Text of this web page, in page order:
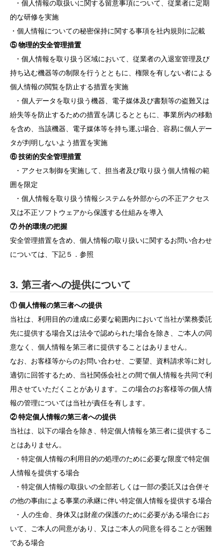
・個人情報の取扱いに関する留意事項について、従業者に定期
的な研修を実施
・個人情報についての秘密保持に関する事項を社内規則に記載
⑤ 物理的安全管理措置
・個人情報を取り扱う区域において、従業者の入退室管理及び
持ち込む機器等の制限を行うとともに、権限を有しない者による
個人情報の閲覧を防止する措置を実施
・個人データを取り扱う機器、電子媒体及び書類等の盗難又は
紛失等を防止するための措置を講じるとともに、事業所内の移動
を含め、当該機器、電子媒体等を持ち運ぶ場合、容易に個人デー
タが判明しないよう措置を実施
⑥ 技術的安全管理措置
・アクセス制御を実施して、担当者及び取り扱う個人情報の範
囲を限定
・個人情報を取り扱う情報システムを外部からの不正アクセス
又は不正ソフトウェアから保護する仕組みを導入
⑦ 外的環境の把握
安全管理措置を含め、個人情報の取り扱いに関するお問い合わせ
については、下記５．参照
3. 第三者への提供について
① 個人情報の第三者への提供
当社は、利用目的の達成に必要な範囲内において当社が業務委託
先に提供する場合又は法令で認められた場合を除き、ご本人の同
意なく、個人情報を第三者に提供することはありません。
なお、お客様等からのお問い合わせ、ご要望、資料請求等に対し
適切に回答するため、当社関係会社との間で個人情報を共同で利
用させていただくことがあります。この場合のお客様等の個人情
報の管理については当社が責任を有します。
② 特定個人情報の第三者への提供
当社は、以下の場合を除き、特定個人情報を第三者に提供するこ
とはありません。
・特定個人情報の利用目的の処理のために必要な限度で特定個
人情報を提供する場合
・特定個人情報の取扱いの全部若しくは一部の委託又は合併そ
の他の事由による事業の承継に伴い特定個人情報を提供する場合
・人の生命、身体又は財産の保護のために必要がある場合にお
いて、ご本人の同意があり、又はご本人の同意を得ることが困難
である場合